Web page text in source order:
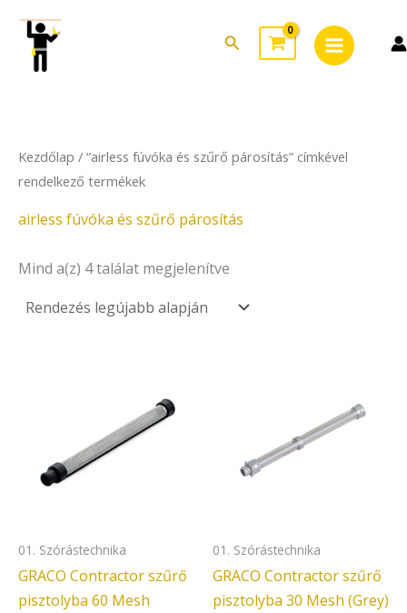
content
Search
Menu
Kezdőlap / “airless fúvóka és szűrő párosítás” címkével
rendelkező termékek
airless fúvóka és szűrő párosítás
Mind a(z) 4 találat megjelenítve
latest
01. Szórástechnika
GRACO Contractor szűrő
pisztolyba 60 Mesh
01. Szórástechnika
GRACO Contractor szűrő
pisztolyba 30 Mesh (Grey)